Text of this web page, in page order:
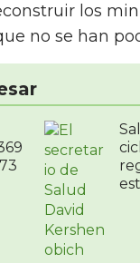
los
no se han